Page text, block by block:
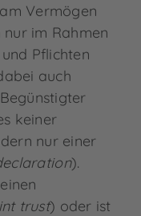
Vermögen
im Rahmen
Pflichten
auch
keiner
nur einer
).
trust) oder ist